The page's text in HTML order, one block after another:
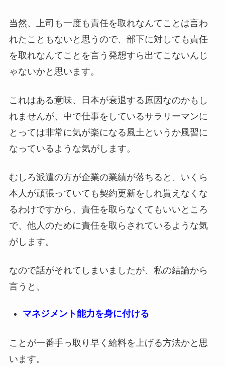
当然、上司も一度も責任を取れなんてことは言わ
れたこともないと思うので、部下に対しても責任
を取れなんてことを言う発想すら出てこないんじ
ゃないかと思います。
これはある意味、日本が衰退する原因なのかもし
れませんが、中で仕事をしているサラリーマンに
とっては非常に気が楽になる風土というか風習に
なっているような気がします。
むしろ派遣の方が企業の業績が落ちると、いくら
本人が頑張っていても契約更新をしれ貰えなくな
るわけですから、責任を取らなくてもいいところ
で、他人のために責任を取らされているような気
がします。
なので話がそれてしまいましたが、私の結論から
言うと、
マネジメント能力を身に付ける
ことが一番手っ取り早く給料を上げる方法かと思
います。